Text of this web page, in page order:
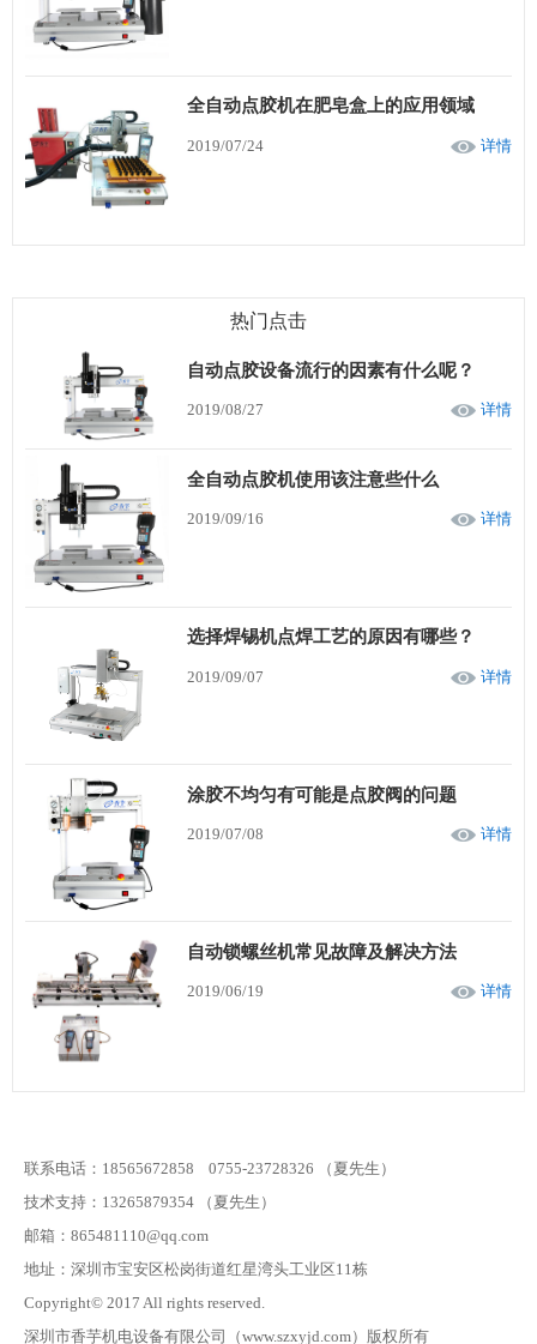
全自动点胶机在肥皂盒上的应用领域
2019/07/24 详情
热门点击
自动点胶设备流行的因素有什么呢？
2019/08/27 详情
全自动点胶机使用该注意些什么
2019/09/16 详情
选择焊锡机点焊工艺的原因有哪些？
2019/09/07 详情
涂胶不均匀有可能是点胶阀的问题
2019/07/08 详情
自动锁螺丝机常见故障及解决方法
2019/06/19 详情
联系电话：18565672858 0755-23728326 （夏先生）
技术支持：13265879354 （夏先生）
邮箱：865481110@qq.com
地址：深圳市宝安区松岗街道红星湾头工业区11栋
Copyright© 2017 All rights reserved.
深圳市香芋机电设备有限公司（www.szxyjd.com）版权所有